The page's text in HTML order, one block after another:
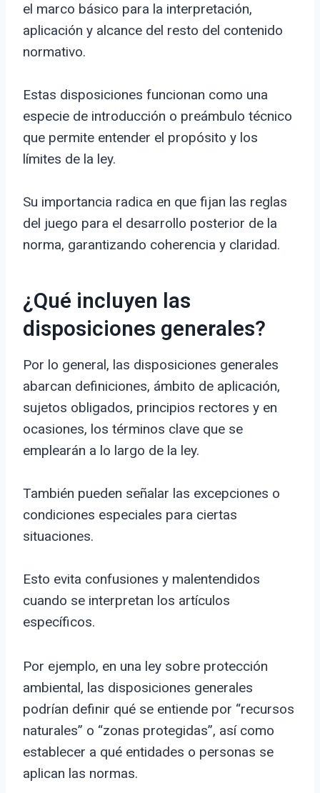
el marco básico para la interpretación,
aplicación y alcance del resto del contenido
normativo.
Estas disposiciones funcionan como una
especie de introducción o preámbulo técnico
que permite entender el propósito y los
límites de la ley.
Su importancia radica en que fijan las reglas
del juego para el desarrollo posterior de la
norma, garantizando coherencia y claridad.
¿Qué incluyen las
disposiciones generales?
Por lo general, las disposiciones generales
abarcan definiciones, ámbito de aplicación,
sujetos obligados, principios rectores y en
ocasiones, los términos clave que se
emplearán a lo largo de la ley.
También pueden señalar las excepciones o
condiciones especiales para ciertas
situaciones.
Esto evita confusiones y malentendidos
cuando se interpretan los artículos
específicos.
Por ejemplo, en una ley sobre protección
ambiental, las disposiciones generales
podrían definir qué se entiende por “recursos
naturales” o “zonas protegidas”, así como
establecer a qué entidades o personas se
aplican las normas.